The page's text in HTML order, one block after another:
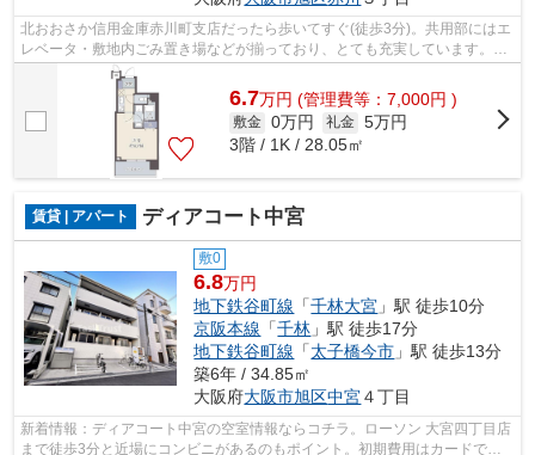
北おおさか信用金庫赤川町支店だったら歩いてすぐ(徒歩3分)。共用部にはエ
レベータ・敷地内ごみ置き場などが揃っており、とても充実しています。
2022年築の物件です。こちらは初期費用...
6.7万円 (管理費等：7,000円 )
敷金 0万円 礼金 5万円
3階 / 1K / 28.05㎡
賃貸 | アパート ディアコート中宮
敷0
6.8万円
地下鉄谷町線 「千林大宮 」駅 徒歩10分
京阪本線 「千林 」駅 徒歩17分
地下鉄谷町線 「太子橋今市 」駅 徒歩13分
築6年 / 34.85㎡
大阪府大阪市旭区中宮４丁目
新着情報：ディアコート中宮の空室情報ならコチラ。ローソン 大宮四丁目店
まで徒歩3分と近場にコンビニがあるのもポイント。初期費用はカードで決